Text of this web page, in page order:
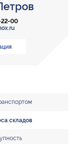
22-00
складов